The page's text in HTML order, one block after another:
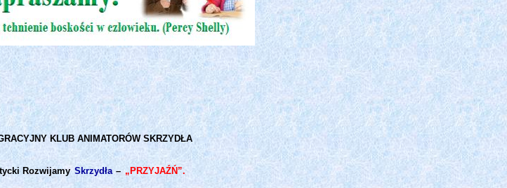
KLUB ANIMATORÓW SKRZYDŁA
Skrzydła – „PRZYJAŹŃ”.